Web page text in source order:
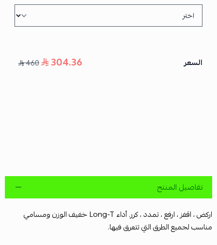
السعر 304.36
460
تفاصيل المنتج
اركض ، اقفز ، ارفع ، تمدد ، كرر. أداء Long-T خفيف الوزن ومسامي
مناسب لجميع الطرق التي تتعرق فيها.